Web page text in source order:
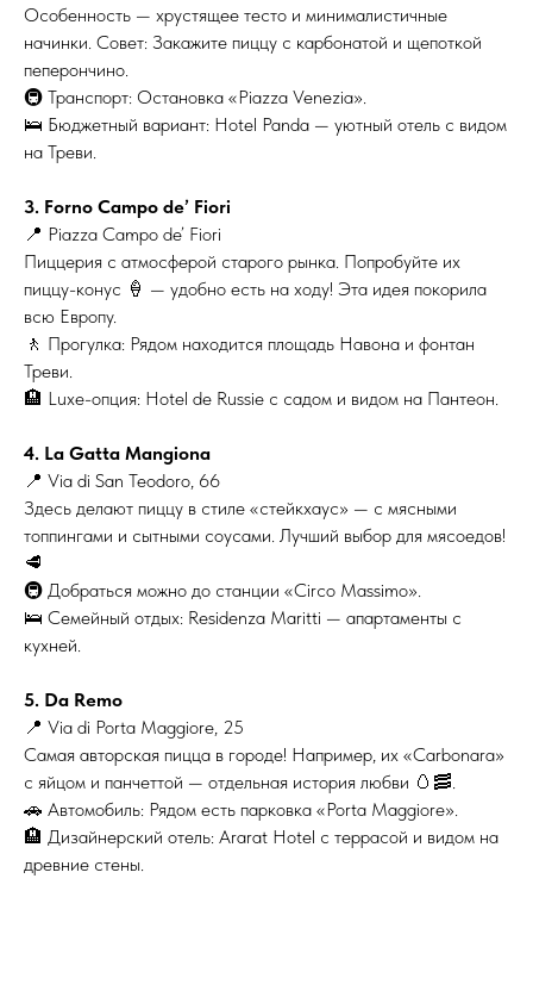
Особенность — хрустящее тесто и минималистичные
начинки. Совет: Закажите пиццу с карбонатой и щепоткой
пеперончино.
🚇 Транспорт: Остановка «Piazza Venezia».
🛌 Бюджетный вариант: Hotel Panda — уютный отель с видом
на Треви.
3. Forno Campo de’ Fiori
📍 Piazza Campo de’ Fiori
Пиццерия с атмосферой старого рынка. Попробуйте их
пиццу-конус 🍦 — удобно есть на ходу! Эта идея покорила
всю Европу.
🚶 Прогулка: Рядом находится площадь Навона и фонтан
Треви.
🏨 Luxe-опция: Hotel de Russie с садом и видом на Пантеон.
4. La Gatta Mangiona
📍 Via di San Teodoro, 66
Здесь делают пиццу в стиле «стейкхаус» — с мясными
топпингами и сытными соусами. Лучший выбор для мясоедов!
🥩
🚇 Добраться можно до станции «Circo Massimo».
🛌 Семейный отдых: Residenza Maritti — апартаменты с
кухней.
5. Da Remo
📍 Via di Porta Maggiore, 25
Самая авторская пицца в городе! Например, их «Carbonara»
с яйцом и панчеттой — отдельная история любви 🥚🥓.
🚗 Автомобиль: Рядом есть парковка «Porta Maggiore».
🏨 Дизайнерский отель: Ararat Hotel с террасой и видом на
древние стены.